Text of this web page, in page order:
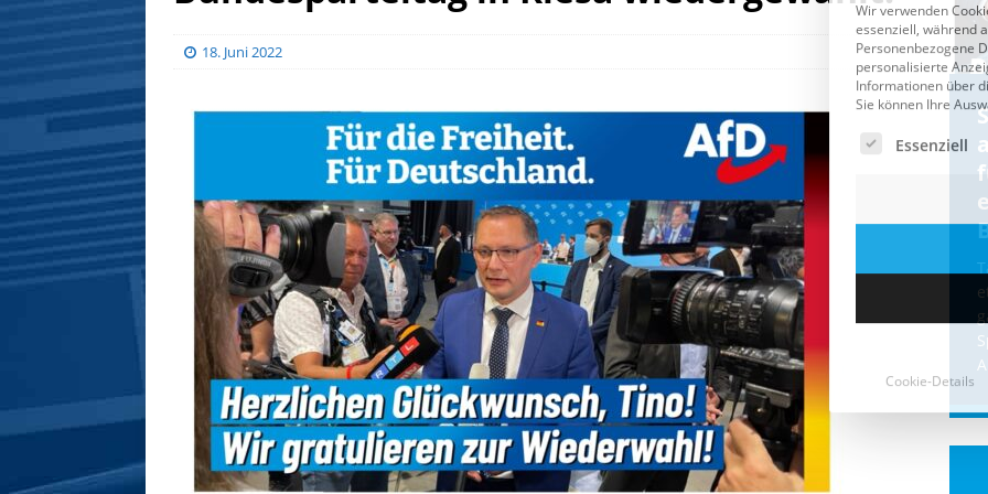
18. Juni 2022
CDU & Ampel wollen nach
der Wahl wieder Afghanen
einfliegen: Zeit für ein
Asylmoratorium!
Die Bundesregierung und die CDU
halten die Wähler für dumm! Weil die
Stimmung wegen der von Afghanen
verübten Anschläge kippte, wurden die
Flüge vor der [...]
Cookie-Details